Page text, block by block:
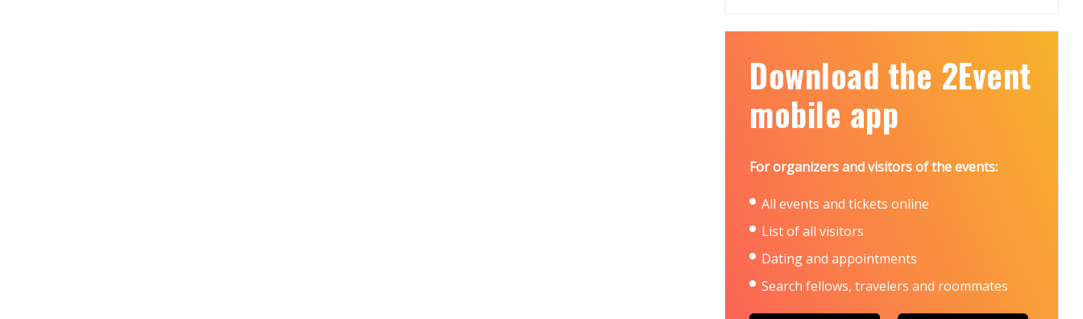
Download the 2Event
mobile app
For organizers and visitors of the events:
All events and tickets online
List of all visitors
Dating and appointments
Search fellows, travelers and roommates